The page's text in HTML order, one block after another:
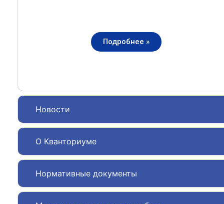
Новости
О Кванториуме
Нормативные документы
Подробнее »